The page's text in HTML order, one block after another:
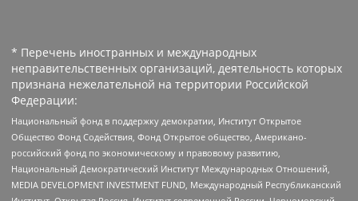
* Перечень иностранных и международных
неправительственных организаций, деятельность которых
признана нежелательной на территории Российской
Федерации:
Национальный фонд в поддержку демократии, Институт Открытое
Общество Фонд Содействия, Фонд Открытое общество, Американо-
российский фонд по экономическому и правовому развитию,
Национальный Демократический Институт Международных Отношений,
MEDIA DEVELOPMENT INVESTMENT FUND, Международный Республиканский